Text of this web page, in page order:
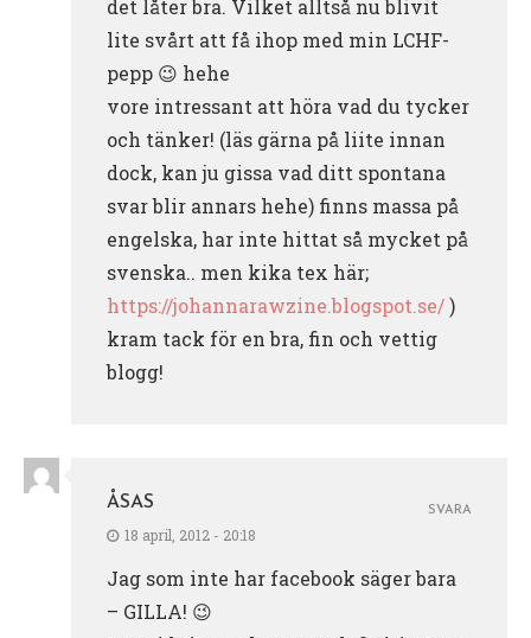
det låter bra. Vilket alltså nu blivit
lite svårt att få ihop med min LCHF-
pepp 😉 hehe
vore intressant att höra vad du tycker
och tänker! (läs gärna på liite innan
dock, kan ju gissa vad ditt spontana
svar blir annars hehe) finns massa på
engelska, har inte hittat så mycket på
svenska.. men kika tex här;
https://johannarawzine.blogspot.se/)
kram tack för en bra, fin och vettig
blogg!
ÅSAS
18 april, 2012 - 20:18
Jag som inte har facebook säger bara
– GILLA! 😉
SVARA